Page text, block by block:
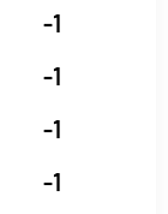
-1
-1
-1
-1